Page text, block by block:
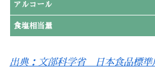
アルコール
食塩相当量
出典：文部科学省 日本食品標準